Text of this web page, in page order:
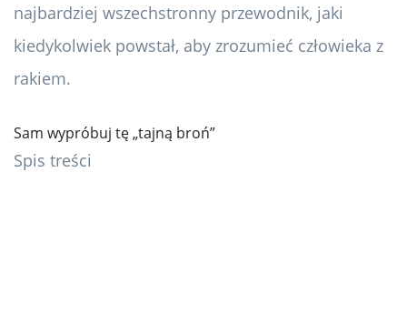
najbardziej wszechstronny przewodnik, jaki
kiedykolwiek powstał, aby zrozumieć człowieka z
rakiem.
Sam wypróbuj tę „tajną broń”
Spis treści